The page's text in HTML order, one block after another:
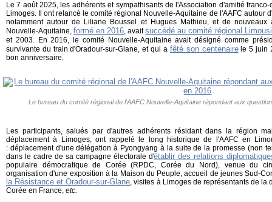
Le 7 août 2025, les adhérents et sympathisants de l'Association d'amitié
Limoges. Il ont relancé le comité régional Nouvelle-Aquitaine de l'AAFC autour
notamment autour de Liliane Boussel et Hugues Mathieu, et de
Nouvelle-Aquitaine,formé en 2016, avaitsuccédé au comité régional
et 2003. En 2016, le comité Nouvelle-Aquitaine avait désigné comme
survivante du train d'Oradour-sur-Glane, et qui a fêté son centenairele 5 juin
bon anniversaire.
Le bureau du comité régional de l'AAFC Nouvelle-Aquitaine répondant aux
Les participants, salués par d'autres adhérents résidant dans la région
déplacement à Limoges, ont rappelé le long historique de l'AAFC en
: déplacement d'une délégation à Pyongyang à la suite de la promesse (non
dans le cadre de sa campagne électorale d'établir des relations
populaire démocratique de Corée (RPDC, Corée du Nord), venue du
organisation d'une exposition à la Maison du Peuple, accueil de jeunes Sud-
la Résistance et Oradour-sur-Glane, visites à Limoges de représentants de
Corée en France, etc.